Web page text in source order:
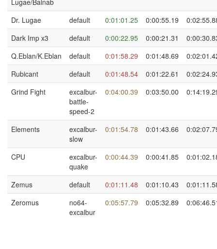
Lugae/Balnab
Dr. Lugae
default 0:01:01.25 0:00:55.19
Dark Imp x3
default 0:00:22.95 0:00:21.31
Q.Eblan/K.Eblan
default 0:01:58.29 0:01:48.69
Rubicant
default 0:01:48.54 0:01:22.61
Grind Fight
excalbur-
battle-
speed-2
0:04:00.39 0:03:50.00
Elements
excalbur-
slow
0:01:54.78 0:01:43.66
CPU
excalbur-
quake
0:00:44.39 0:00:41.85
Zemus default 0:01:11.48 0:01:10.43
Zeromus
no64-
excalbur
0:05:57.79 0:05:32.89